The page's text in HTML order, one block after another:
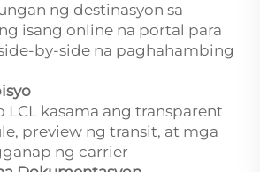
ng destinasyon sa
isang online na portal para
by-side na paghahambing
LCL kasama ang transparent
preview ng transit, at mga
ng carrier